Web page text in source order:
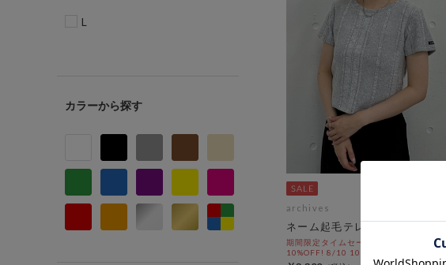
L
カラー
archives
ネーム起毛テレコＴｅｅ
期間限定タイムセールSALE価格から更に
10%OFF! 8/10 10:00まで